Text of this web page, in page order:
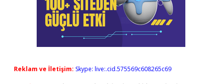
Reklam ve İletişim: Skype: live:.cid.575569c608265c69